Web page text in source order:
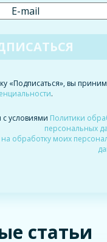
«Подписаться», вы
.
с условиями Политики
персональных
на обработку моих
статьи